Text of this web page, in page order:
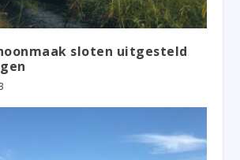
sloten uitgesteld